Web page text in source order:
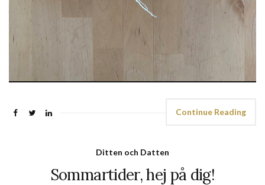
Continue Reading
Ditten och Datten
Sommartider, hej på dig!